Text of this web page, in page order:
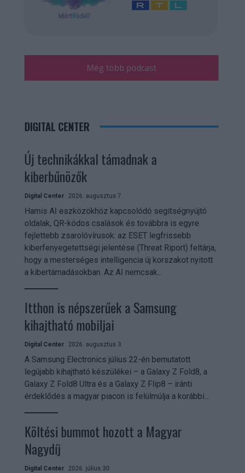
Még több podcast
DIGITAL CENTER
Új technikákkal támadnak a
kiberbűnözők
Digital Center 2026. augusztus 7.
Hamis AI eszközökhöz kapcsolódó segítségnyújtó
oldalak, QR-kódos csalások és továbbra is egyre
fejlettebb zsarolóvírusok: az ESET legfrissebb
kiberfenyegetettségi jelentése (Threat Riport) feltárja,
hogy a mesterséges intelligencia új korszakot nyitott
a kibertámadásokban. Az AI nemcsak...
Itthon is népszerűek a Samsung
kihajtható mobiljai
Digital Center 2026. augusztus 3.
A Samsung Electronics július 22-én bemutatott
legújabb kihajtható készülékei – a Galaxy Z Fold8, a
Galaxy Z Fold8 Ultra és a Galaxy Z Flip8 – iránti
érdeklődés a magyar piacon is felülmúlja a korábbi...
Költési bummot hozott a Magyar
Nagydíj
Digital Center 2026. július 30.